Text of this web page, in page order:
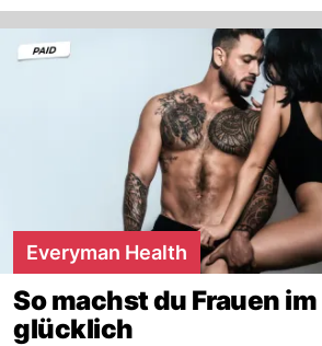
Everyman Health
So machst du Frauen
glücklich